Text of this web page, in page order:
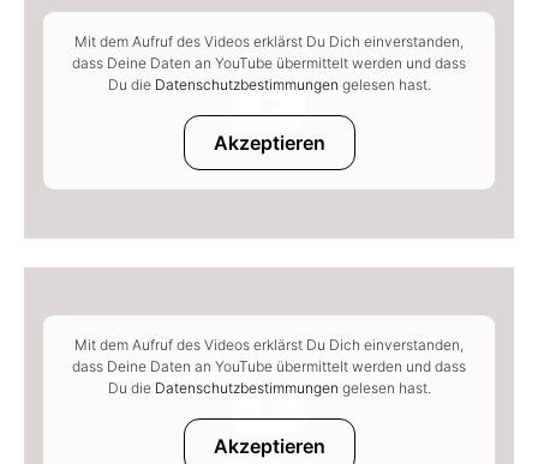
Mit dem Aufruf des Videos erklärst Du Dich einverstanden,
dass Deine Daten an YouTube übermittelt werden und dass
Du die Datenschutzbestimmungen gelesen hast.
Akzeptieren
Mit dem Aufruf des Videos erklärst Du Dich einverstanden,
dass Deine Daten an YouTube übermittelt werden und dass
Du die Datenschutzbestimmungen gelesen hast.
Akzeptieren